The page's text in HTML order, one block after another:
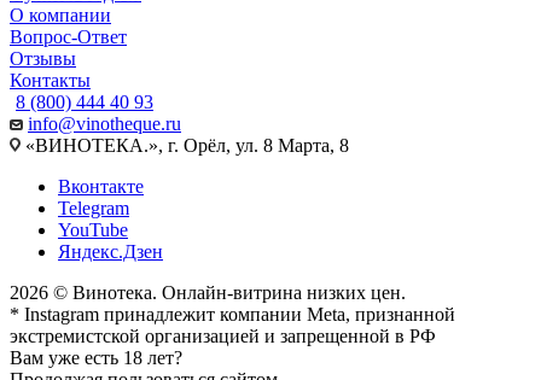
О компании
Вопрос-Ответ
Отзывы
Контакты
8 (800) 444 40 93
info@vinotheque.ru
«ВИНОТЕКА.», г. Орёл, ул. 8 Марта, 8
Вконтакте
Telegram
YouTube
Яндекс.Дзен
2026 © Винотека. Онлайн-витрина низких цен.
* Instagram принадлежит компании Meta, признанной
экстремистской организацией и запрещенной в РФ
Вам уже есть 18 лет?